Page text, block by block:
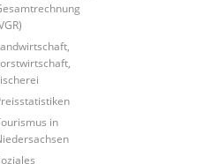
in